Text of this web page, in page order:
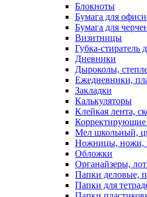
Блокноты
Бумага для
Бумага для
Визитницы
Губка-стиратель
Дневники
Дыроколы,
Ежедневники,
Закладки
Калькуляторы
Клейкая лента,
Корректирующие
Мел школьный,
Ножницы, ножи,
Обложки
Органайзеры,
Папки деловые,
Папки для